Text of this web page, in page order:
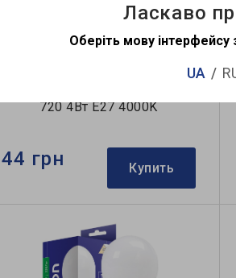
720 4Вт E27 4000K
44 грн Купить
Ласкаво
Оберіть мову інтерфейсу
UA